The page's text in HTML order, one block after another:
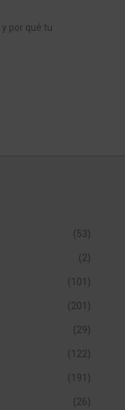
por qué tu
(53)
(2)
(101)
(201)
(29)
(122)
(191)
(26)